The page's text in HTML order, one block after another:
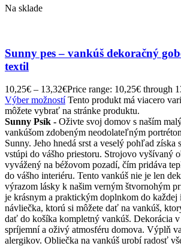
Na sklade
Sunny pes – vankúš dekoračný
textil
10,25€ – 13,32€Price range: 10,25€ through
Výber možnostíTento produkt má viacero
môžete vybrať na stránke produktu.
Sunny Psík - Oživte svoj domov s naším
vankúšom zdobeným neodolateľným
Sunny. Jeho hnedá srst a veselý pohľad získa
vstúpi do vášho priestoru. Strojovo vyšívaný
vyvážený na béžovom pozadí, čím pridáva
do vášho interiéru. Tento vankúš nie je len
výrazom lásky k našim verným štvornohým
je krásnym a praktickým doplnkom do
návliečka, ktorú si môžete dať na vankúš,
dať do košíka kompletný vankúš. Dekorácia v
spríjemní a oživý atmosféru domova. Výplň
alergikov. Obliečka na vankúš urobí radosť